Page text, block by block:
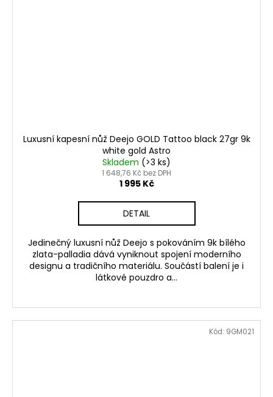
Luxusní kapesní nůž Deejo GOLD Tattoo black 27gr 9k
white gold Astro
Skladem (>3 ks)
1 648,76 Kč bez DPH
1 995 Kč
DETAIL
Jedinečný luxusní nůž Deejo s pokováním 9k bílého
zlata-palladia dává vyniknout spojení moderního
designu a tradičního materiálu. Součástí balení je i
látkové pouzdro a...
Kód: 9GM021